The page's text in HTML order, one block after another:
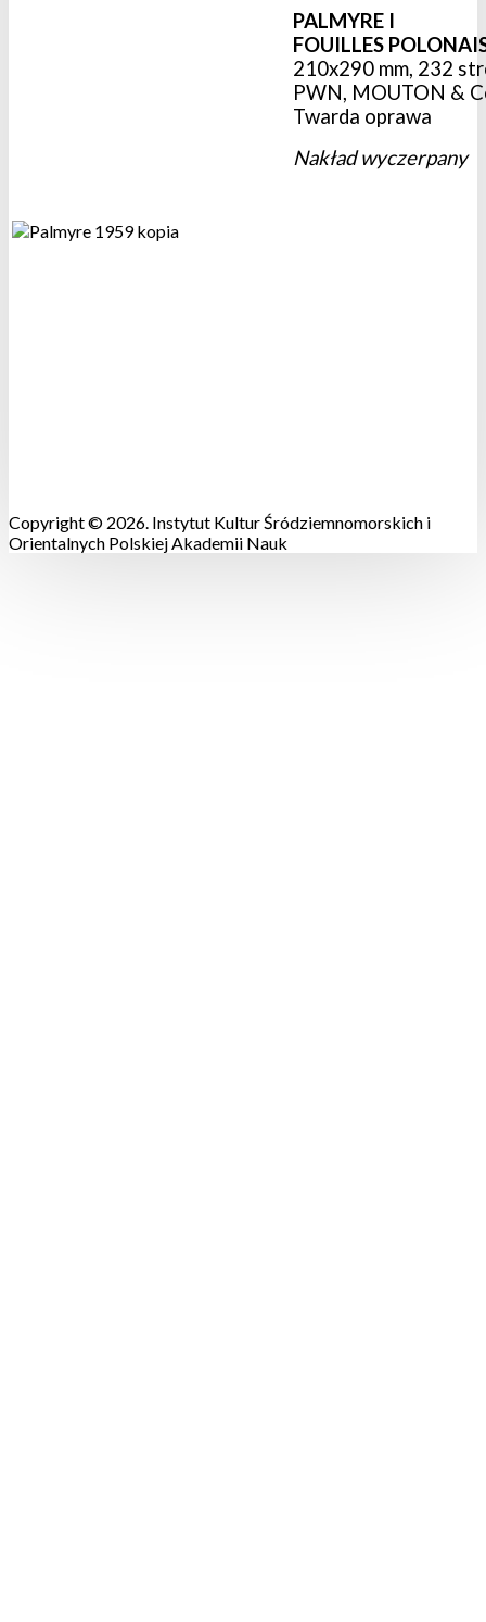
PALMYRE I
FOUILLES
210x290 mm, 232
PWN, MOUTON &
Twarda oprawa
Nakład wyczerpany
Copyright © 2026. Instytut Kultur Śródziemnomorskich i
Orientalnych Polskiej Akademii Nauk